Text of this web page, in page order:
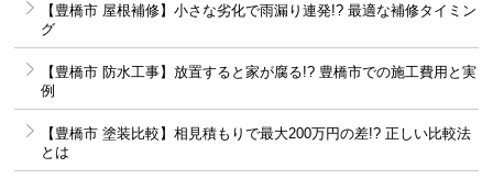
【豊橋市 屋根補修】小さな劣化で雨漏り連発!? 最適な補修タイミン
グ
【豊橋市 防水工事】放置すると家が腐る!? 豊橋市での施工費用と実
例
【豊橋市 塗装比較】相見積もりで最大200万円の差!? 正しい比較法
とは